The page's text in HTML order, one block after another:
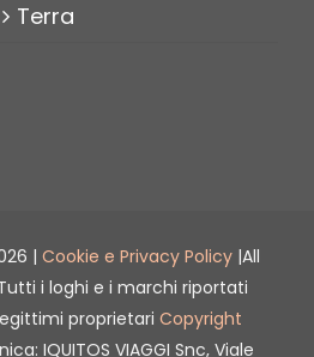
Terra
| Cookie e Privacy Policy |All
i loghi e i marchi riportati
proprietari Copyright
IQUITOS VIAGGI Snc, Viale